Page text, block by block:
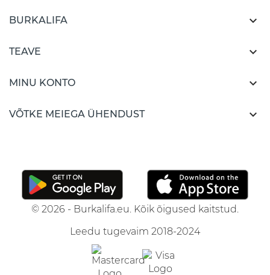
BURKALIFA 
TEAVE 
MINU KONTO 
VÕTKE MEIEGA ÜHENDUST 
© 2026 - Burkalifa.eu. Kõik õigused kaitstud.
Leedu tugevaim 2018-2024